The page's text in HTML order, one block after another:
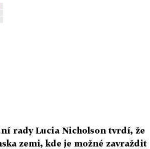
rady Lucia Nicholson tvrdí, že
zemi, kde je možné zavraždit